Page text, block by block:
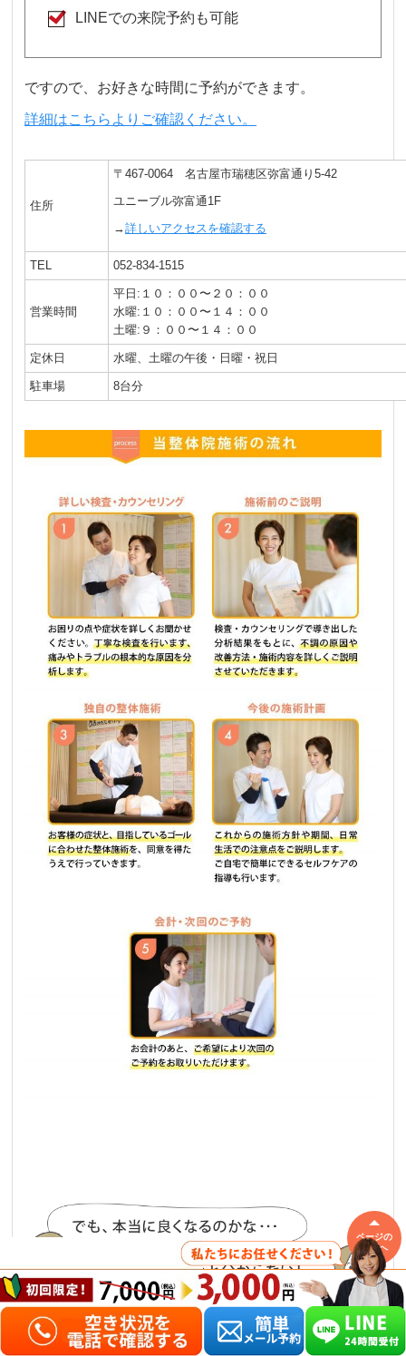
LINEでの来院予約も可能
ですので、お好きな時間に予約ができます。
詳細はこちらよりご確認ください。
住所
〒467-0064 名古屋市瑞穂区弥富通り5-42
ユニーブル弥富通1F
→詳しいアクセスを確認する
TEL 052-834-1515
営業時間
平日:１０：００〜２０：００
水曜:１０：００〜１４：００
土曜:９：００〜１４：００
定休日 水曜、土曜の午後・日曜・祝日
駐車場 8台分
ページの
先頭へ